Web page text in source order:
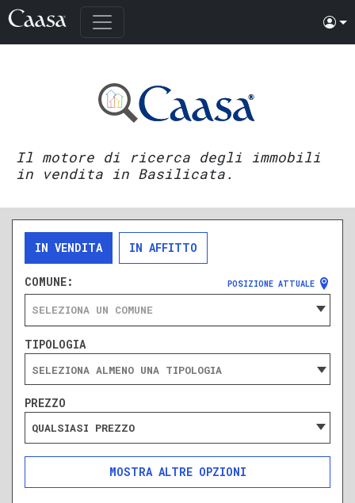
Il motore di ricerca degli immobili
in vendita in Basilicata.
IN VENDITA IN AFFITTO
COMUNE: POSIZIONE ATTUALE
SELEZIONA UN COMUNE
TIPOLOGIA
PREZZO
QUALSIASI PREZZO
ALTRE OPZIONI